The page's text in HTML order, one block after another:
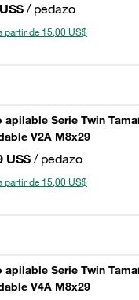
/ pedazo
partir de 15,00 US$
apilable Serie Twin
V2A M8x29
US$/ pedazo
partir de 15,00 US$
apilable Serie Twin
V4A M8x29